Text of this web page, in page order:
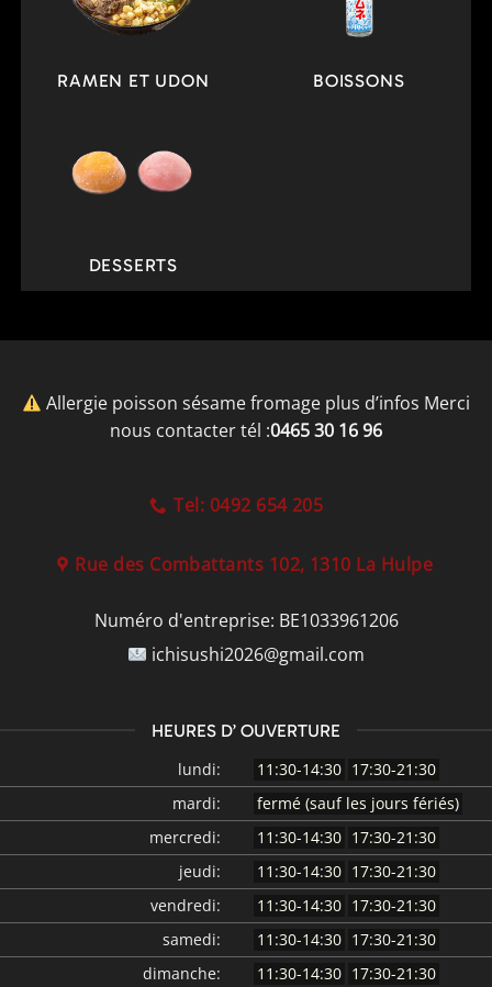
RAMEN ET UDON BOISSONS
DESSERTS
Allergie poisson sésame fromage plus d’infos Merci
nous contacter tél :0465 30 16 96
Tel: 0492 654 205
Rue des Combattants 102, 1310 La Hulpe
Numéro d'entreprise: BE1033961206
ichisushi2026@gmail.com
HEURES D’ OUVERTURE
lundi:
11:30-14:30 17:30-21:30
mardi:
fermé (sauf les jours fériés)
mercredi:
11:30-14:30 17:30-21:30
jeudi:
11:30-14:30 17:30-21:30
vendredi:
11:30-14:30 17:30-21:30
samedi:
11:30-14:30 17:30-21:30
dimanche:
11:30-14:30 17:30-21:30